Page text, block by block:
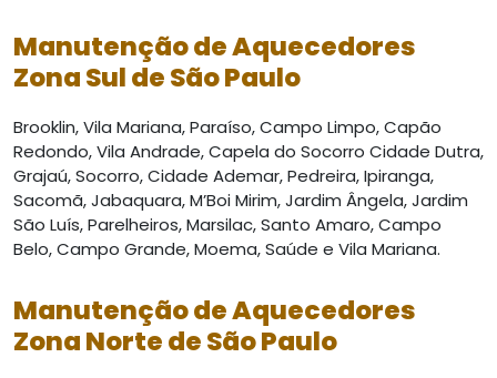
Manutenção de Aquecedores
Zona Sul de São Paulo
Brooklin, Vila Mariana, Paraíso, Campo Limpo, Capão
Redondo, Vila Andrade, Capela do Socorro Cidade Dutra,
Grajaú, Socorro, Cidade Ademar, Pedreira, Ipiranga,
Sacomã, Jabaquara, M’Boi Mirim, Jardim Ângela, Jardim
São Luís, Parelheiros, Marsilac, Santo Amaro, Campo
Belo, Campo Grande, Moema, Saúde e Vila Mariana.
Manutenção de Aquecedores
Zona Norte de São Paulo